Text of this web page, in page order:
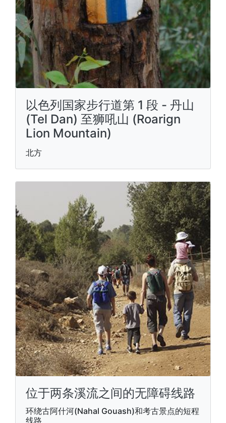
以色列国家步行道第 1 段 - 丹山
(Tel Dan) 至狮吼山 (Roarign
Lion Mountain)
北方
位于两条溪流之间的无障碍线路
环绕古阿什河(Nahal Gouash)和考古景点的短程
线路